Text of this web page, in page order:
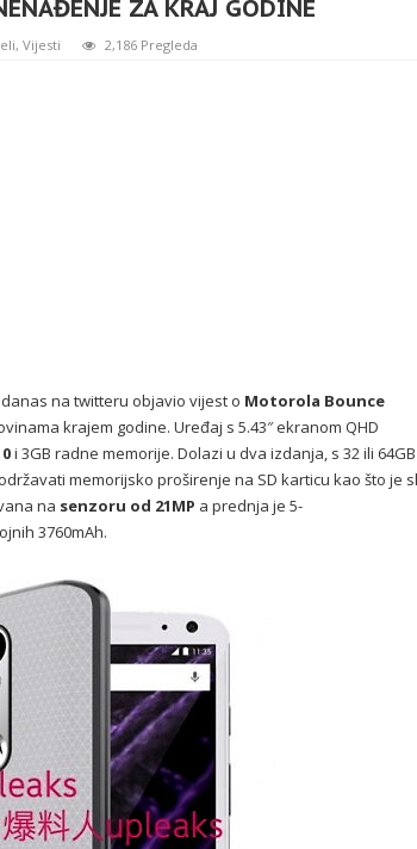
ZA KRAJ GODINE
, Vijesti 2,186 Pregleda
na twitteru objavio vijest o Motorola Bounce
krajem godine. Uređaj s 5.43″ ekranom QHD
i 3GB radne memorije. Dolazi u dva izdanja, s 32 ili 64GB
memorijsko proširenje na SD karticu kao što je
na senzoru od 21MP a prednja je 5-
3760mAh.